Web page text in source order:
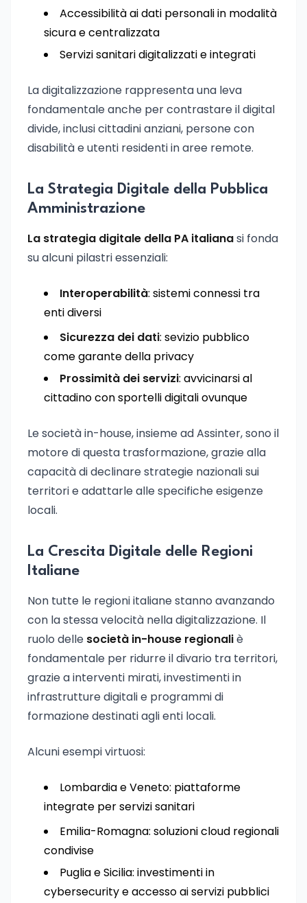
Accessibilità ai dati personali in modalità
sicura e centralizzata
Servizi sanitari digitalizzati e integrati
La digitalizzazione rappresenta una leva
fondamentale anche per contrastare il digital
divide, inclusi cittadini anziani, persone con
disabilità e utenti residenti in aree remote.
La Strategia Digitale della Pubblica
Amministrazione
La strategia digitale della PA italianasi fonda
su alcuni pilastri essenziali:
Interoperabilità: sistemi connessi tra
enti diversi
Sicurezza dei dati: sevizio pubblico
come garante della privacy
Prossimità dei servizi: avvicinarsi al
cittadino con sportelli digitali ovunque
Le società in-house, insieme ad Assinter, sono il
motore di questa trasformazione, grazie alla
capacità di declinare strategie nazionali sui
territori e adattarle alle specifiche esigenze
locali.
La Crescita Digitale delle Regioni
Italiane
Non tutte le regioni italiane stanno avanzando
con la stessa velocità nella digitalizzazione. Il
ruolo delle società in-house regionaliè
fondamentale per ridurre il divario tra territori,
grazie a interventi mirati, investimenti in
infrastrutture digitali e programmi di
formazione destinati agli enti locali.
Alcuni esempi virtuosi:
Lombardia e Veneto: piattaforme
integrate per servizi sanitari
Emilia-Romagna: soluzioni cloud regionali
condivise
Puglia e Sicilia: investimenti in
cybersecurity e accesso ai servizi pubblici